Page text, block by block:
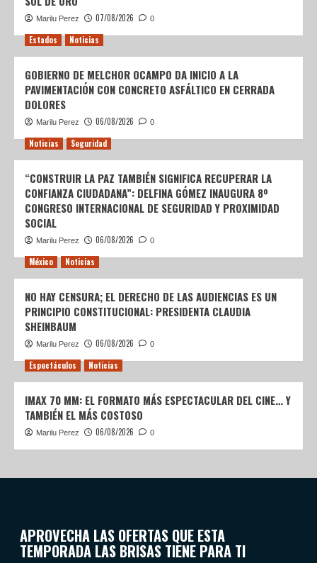
Marilu Perez 07/08/2026 0
Estados Noticias
GOBIERNO DE MELCHOR OCAMPO DA INICIO A LA
PAVIMENTACIÓN CON CONCRETO ASFÁLTICO EN CERRADA
DOLORES
Marilu Perez 06/08/2026 0
Noticias Seguridad
“CONSTRUIR LA PAZ TAMBIÉN SIGNIFICA RECUPERAR LA
CONFIANZA CIUDADANA”: DELFINA GÓMEZ INAUGURA 8º
CONGRESO INTERNACIONAL DE SEGURIDAD Y PROXIMIDAD
SOCIAL
Marilu Perez 06/08/2026 0
México Noticias
NO HAY CENSURA; EL DERECHO DE LAS AUDIENCIAS ES UN
PRINCIPIO CONSTITUCIONAL: PRESIDENTA CLAUDIA
SHEINBAUM
Marilu Perez 06/08/2026 0
Espectáculos Noticias
IMAX 70 MM: EL FORMATO MÁS ESPECTACULAR DEL CINE… Y
TAMBIÉN EL MÁS COSTOSO
Marilu Perez 06/08/2026 0
APROVECHA LAS OFERTAS QUE ESTA
TEMPORADA LAS BRISAS TIENE PARA TI